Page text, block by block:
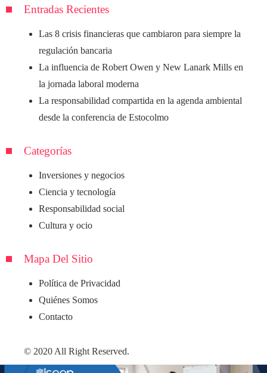
Entradas Recientes
Las 8 crisis financieras que cambiaron para siempre la
regulación bancaria
La influencia de Robert Owen y New Lanark Mills en
la jornada laboral moderna
La responsabilidad compartida en la agenda ambiental
desde la conferencia de Estocolmo
Categorías
Inversiones y negocios
Ciencia y tecnología
Responsabilidad social
Cultura y ocio
Mapa Del Sitio
Política de Privacidad
Quiénes Somos
Contacto
© 2020 All Right Reserved.